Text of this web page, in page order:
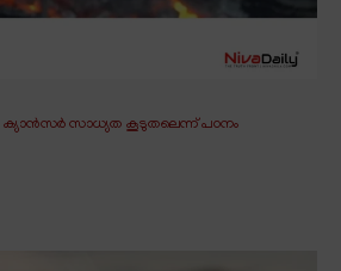
ക്യാൻസർ സാധ്യത കൂടുതലെന്ന് പഠനം